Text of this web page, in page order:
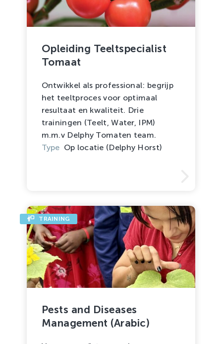
Opleiding Teeltspecialist
Tomaat
Ontwikkel als professional: begrijp
het teeltproces voor optimaal
resultaat en kwaliteit. Drie
trainingen (Teelt, Water, IPM)
m.m.v Delphy Tomaten team.
Type Op locatie (Delphy Horst)
Pests and Diseases
Management (Arabic)
TRAINING